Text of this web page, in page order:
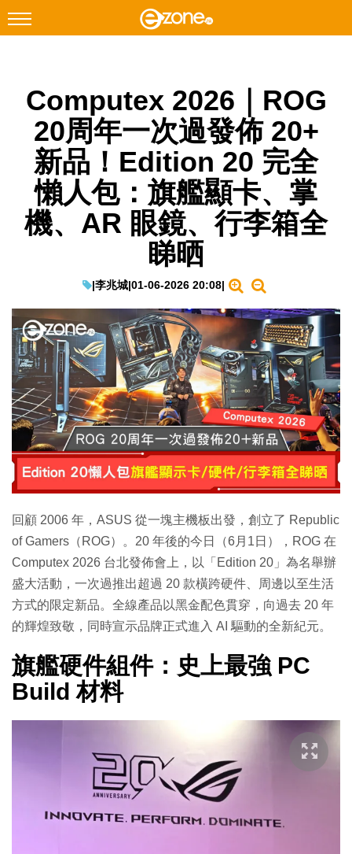
Facebook Instagram
科技焦點
網絡生活
遊戲動漫
教學評測
生成式AI與雲端應用
Enterprise Digital Transformation
特集
Computex 2026｜ROG
20周年一次過發佈 20+
新品！Edition 20 完全
懶人包：旗艦顯卡、掌
機、AR 眼鏡、行李箱全
睇晒
|李兆城|01-06-2026 20:08|
回顧 2006 年，ASUS 從一塊主機板出發，創立了 Republic
of Gamers（ROG）。20 年後的今日（6月1日），ROG 在
Computex 2026 台北發佈會上，以「Edition 20」為名舉辦
盛大活動，一次過推出超過 20 款橫跨硬件、周邊以至生活
方式的限定新品。全線產品以黑金配色貫穿，向過去 20 年
的輝煌致敬，同時宣示品牌正式進入 AI 驅動的全新紀元。
旗艦硬件組件：史上最強 PC
Build 材料